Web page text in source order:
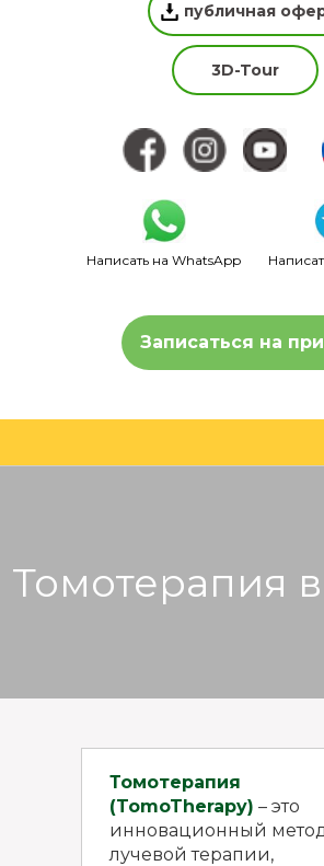
публичная
3D-Tour
Написать на WhatsApp
Записаться на
Томотерапия
Томотерапия
(TomoTherapy) – это
инновационный
лучевой терапии,